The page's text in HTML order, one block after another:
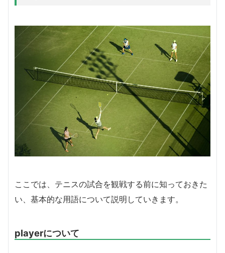
ここでは、テニスの試合を観戦する前に知っておきた
い、基本的な用語について説明していきます。
playerについて